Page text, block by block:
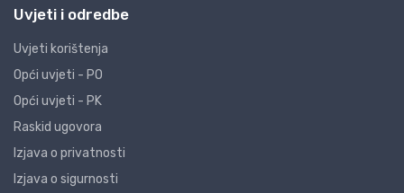
Uvjeti i odredbe
Uvjeti korištenja
Opći uvjeti - PO
Opći uvjeti - PK
Raskid ugovora
Izjava o privatnosti
Izjava o sigurnosti